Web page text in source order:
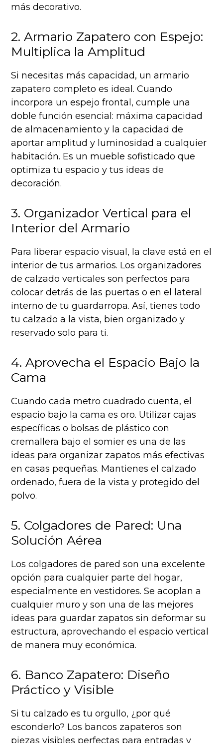
más decorativo.
2. Armario Zapatero con Espejo:
Multiplica la Amplitud
Si necesitas más capacidad, un armario
zapatero completo es ideal. Cuando
incorpora un espejo frontal, cumple una
doble función esencial: máxima capacidad
de almacenamiento y la capacidad de
aportar amplitud y luminosidad a cualquier
habitación. Es un mueble sofisticado que
optimiza tu espacio y tus ideas de
decoración.
3. Organizador Vertical para el
Interior del Armario
Para liberar espacio visual, la clave está en el
interior de tus armarios. Los organizadores
de calzado verticales son perfectos para
colocar detrás de las puertas o en el lateral
interno de tu guardarropa. Así, tienes todo
tu calzado a la vista, bien organizado y
reservado solo para ti.
4. Aprovecha el Espacio Bajo la
Cama
Cuando cada metro cuadrado cuenta, el
espacio bajo la cama es oro. Utilizar cajas
específicas o bolsas de plástico con
cremallera bajo el somier es una de las
ideas para organizar zapatos más efectivas
en casas pequeñas. Mantienes el calzado
ordenado, fuera de la vista y protegido del
polvo.
5. Colgadores de Pared: Una
Solución Aérea
Los colgadores de pared son una excelente
opción para cualquier parte del hogar,
especialmente en vestidores. Se acoplan a
cualquier muro y son una de las mejores
ideas para guardar zapatos sin deformar su
estructura, aprovechando el espacio vertical
de manera muy económica.
6. Banco Zapatero: Diseño
Práctico y Visible
Si tu calzado es tu orgullo, ¿por qué
esconderlo? Los bancos zapateros son
piezas visibles perfectas para entradas y